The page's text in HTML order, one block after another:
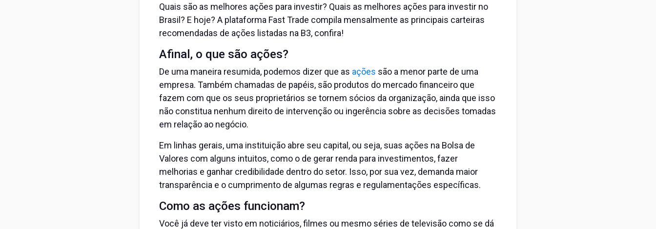
Quais são as melhores ações para investir? Quais as melhores ações para investir no
Brasil? E hoje? A plataforma Fast Trade compila mensalmente as principais carteiras
recomendadas de ações listadas na B3, confira!
Afinal, o que são ações?
De uma maneira resumida, podemos dizer que as ações são a menor parte de uma
empresa. Também chamadas de papéis, são produtos do mercado financeiro que
fazem com que os seus proprietários se tornem sócios da organização, ainda que isso
não constitua nenhum direito de intervenção ou ingerência sobre as decisões tomadas
em relação ao negócio.
Em linhas gerais, uma instituição abre seu capital, ou seja, suas ações na Bolsa de
Valores com alguns intuitos, como o de gerar renda para investimentos, fazer
melhorias e ganhar credibilidade dentro do setor. Isso, por sua vez, demanda maior
transparência e o cumprimento de algumas regras e regulamentações específicas.
Como as ações funcionam?
Você já deve ter visto em noticiários, filmes ou mesmo séries de televisão como se dá